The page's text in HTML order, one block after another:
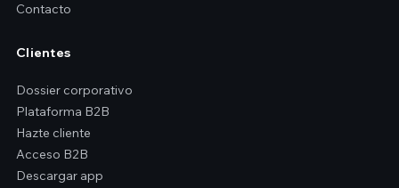
Contacto
Clientes
Dossier corporativo
Plataforma B2B
Hazte cliente
Acceso B2B
Descargar app